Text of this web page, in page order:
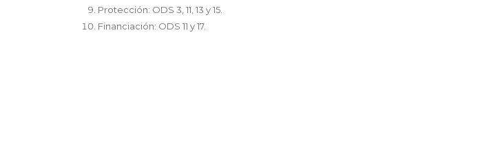
Protección: ODS 3, 11, 13 y 15.
Financiación: ODS 11 y 17.